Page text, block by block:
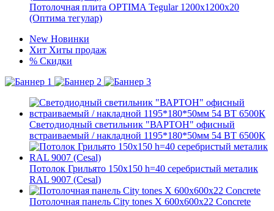
Потолочная плита OPTIMA Tegular 1200x1200x20
(Оптима тегулар)
New Новинки
Хит Хиты продаж
% Скидки
Светодиодный светильник "ВАРТОН" офисный
встраиваемый / накладной 1195*180*50мм 54 ВТ 6500К
Потолок Грильято 150x150 h=40 серебристый металик
RAL 9007 (Cesal)
Потолочная панель City tones X 600x600x22 Concrete